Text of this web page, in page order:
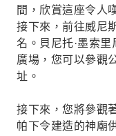
間，欣賞這座令人
接下來，前往威尼
名。貝尼托·墨索
廣場，您可以參觀
址。
接下來，您將參觀
帕下令建造的神廟